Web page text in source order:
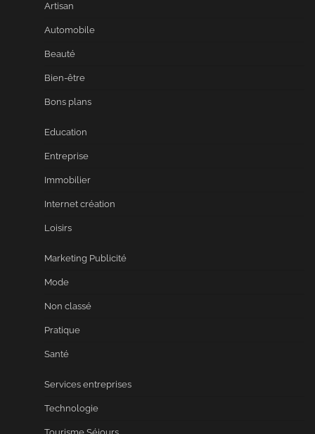
Artisan
Automobile
Beauté
Bien-être
Bons plans
Education
Entreprise
Immobilier
Internet création
Loisirs
Marketing Publicité
Mode
Non classé
Pratique
Santé
Services entreprises
Technologie